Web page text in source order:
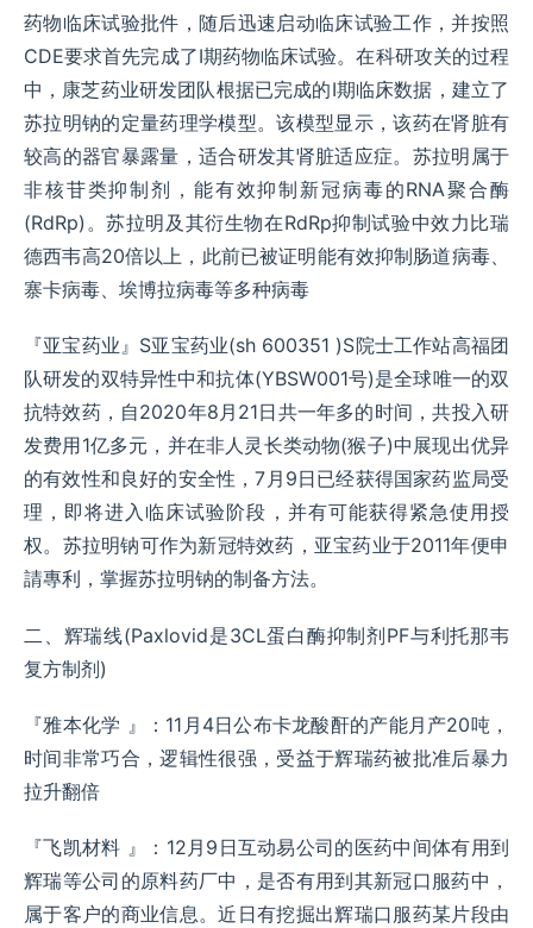
药物临床试验批件，随后迅速启动临床试验工作，并按照
CDE要求首先完成了Ⅰ期药物临床试验。在科研攻关的过程
中，康芝药业研发团队根据已完成的Ⅰ期临床数据，建立了
苏拉明钠的定量药理学模型。该模型显示，该药在肾脏有
较高的器官暴露量，适合研发其肾脏适应症。苏拉明属于
非核苷类抑制剂，能有效抑制新冠病毒的RNA聚合酶
(RdRp)。苏拉明及其衍生物在RdRp抑制试验中效力比瑞
德西韦高20倍以上，此前已被证明能有效抑制肠道病毒、
寨卡病毒、埃博拉病毒等多种病毒
『亚宝药业』S亚宝药业(sh 600351 )S院士工作站高福团
队研发的双特异性中和抗体(YBSW001号)是全球唯一的双
抗特效药，自2020年8月21日共一年多的时间，共投入研
发费用1亿多元，并在非人灵长类动物(猴子)中展现出优异
的有效性和良好的安全性，7月9日已经获得国家药监局受
理，即将进入临床试验阶段，并有可能获得紧急使用授
权。苏拉明钠可作为新冠特效药，亚宝药业于2011年便申
請專利，掌握苏拉明钠的制备方法。
二、辉瑞线(Paxlovid是3CL蛋白酶抑制剂PF与利托那韦
复方制剂)
『雅本化学 』：11月4日公布卡龙酸酐的产能月产20吨，
时间非常巧合，逻辑性很强，受益于辉瑞药被批准后暴力
拉升翻倍
『飞凯材料 』：12月9日互动易公司的医药中间体有用到
辉瑞等公司的原料药厂中，是否有用到其新冠口服药中，
属于客户的商业信息。近日有挖掘出辉瑞口服药某片段由